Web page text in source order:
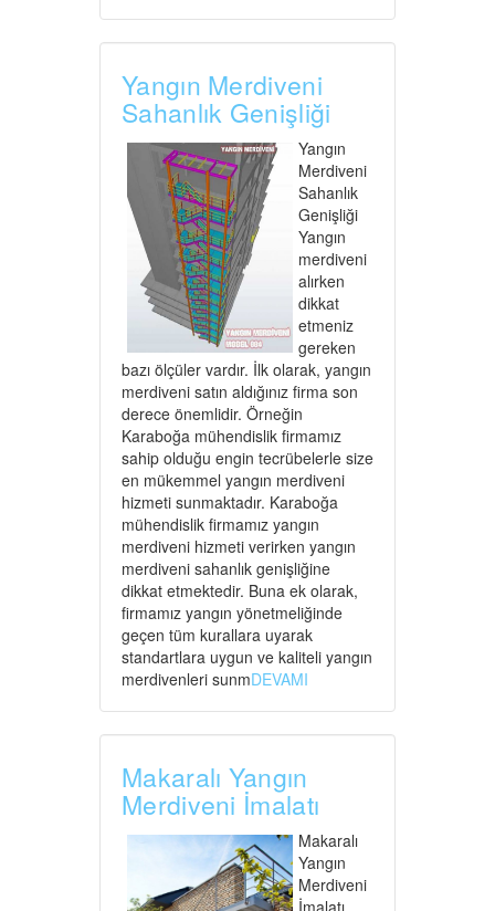
Yangın Merdiveni
Sahanlık Genişliği
Yangın
Merdiveni
Sahanlık
Genişliği
Yangın
merdiveni
alırken
dikkat
etmeniz
gereken
bazı ölçüler vardır. İlk olarak, yangın
merdiveni satın aldığınız firma son
derece önemlidir. Örneğin
Karaboğa mühendislik firmamız
sahip olduğu engin tecrübelerle size
en mükemmel yangın merdiveni
hizmeti sunmaktadır. Karaboğa
mühendislik firmamız yangın
merdiveni hizmeti verirken yangın
merdiveni sahanlık genişliğine
dikkat etmektedir. Buna ek olarak,
firmamız yangın yönetmeliğinde
geçen tüm kurallara uyarak
standartlara uygun ve kaliteli yangın
merdivenleri sunmDEVAMI
Makaralı Yangın
Merdiveni İmalatı
Makaralı
Yangın
Merdiveni